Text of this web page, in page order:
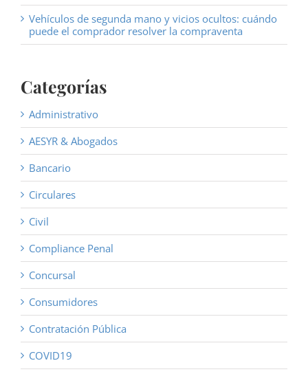
Vehículos de segunda mano y vicios ocultos: cuándo
puede el comprador resolver la compraventa
Categorías
Administrativo
AESYR & Abogados
Bancario
Circulares
Civil
Compliance Penal
Concursal
Consumidores
Contratación Pública
COVID19